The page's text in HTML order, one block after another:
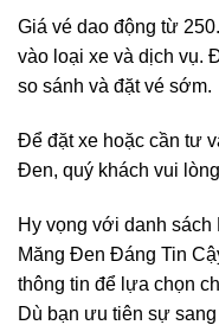
Giá vé dao động từ
vào loại xe và dịch vụ.
so sánh và đặt vé sớm.
Để đặt xe hoặc cần tư
Đen, quý khách vui
Hy vọng với danh
Măng Đen Đáng Tin
thông tin để lựa chọn
Dù bạn ưu tiên sự